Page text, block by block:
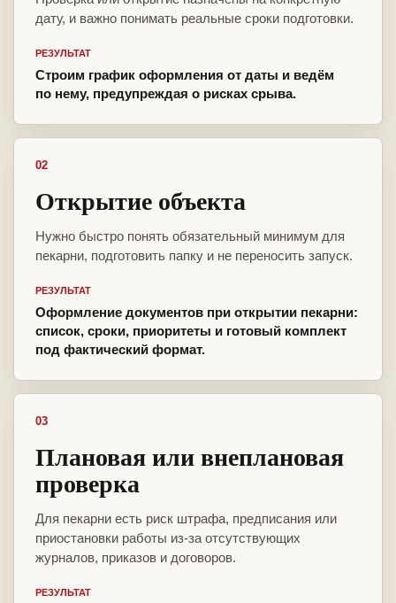
дату, и важно понимать реальные сроки подготовки.
РЕЗУЛЬТАТ
Строим график оформления от даты и ведём
по нему, предупреждая о рисках срыва.
02
Открытие объекта
Нужно быстро понять обязательный минимум для
пекарни, подготовить папку и не переносить запуск.
РЕЗУЛЬТАТ
Оформление документов при открытии пекарни:
список, сроки, приоритеты и готовый комплект
под фактический формат.
03
Плановая или внеплановая
проверка
Для пекарни есть риск штрафа, предписания или
приостановки работы из-за отсутствующих
журналов, приказов и договоров.
РЕЗУЛЬТАТ